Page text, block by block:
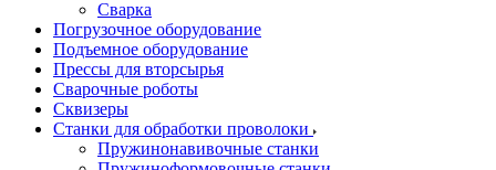
Сварка
Погрузочное оборудование
Подъемное оборудование
Прессы для вторсырья
Сварочные роботы
Сквизеры
Станки для обработки проволоки
Пружинонавивочные станки